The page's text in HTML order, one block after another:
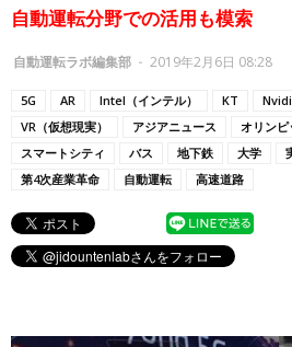
自動運転分野での活用も模索
自動運転ラボ編集部 - 2019年2月6日 08:28
5G AR Intel（インテル） KT
VR（仮想現実）
アジアニュース オリンピ
スマートシティ
バス 地下鉄 大学
第4次産業革命
自動運転 高速道路